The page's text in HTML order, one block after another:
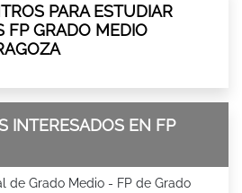
PARA ESTUDIAR
FP GRADO MEDIO
INTERESADOS EN FP
de Grado Medio - FP de Grado